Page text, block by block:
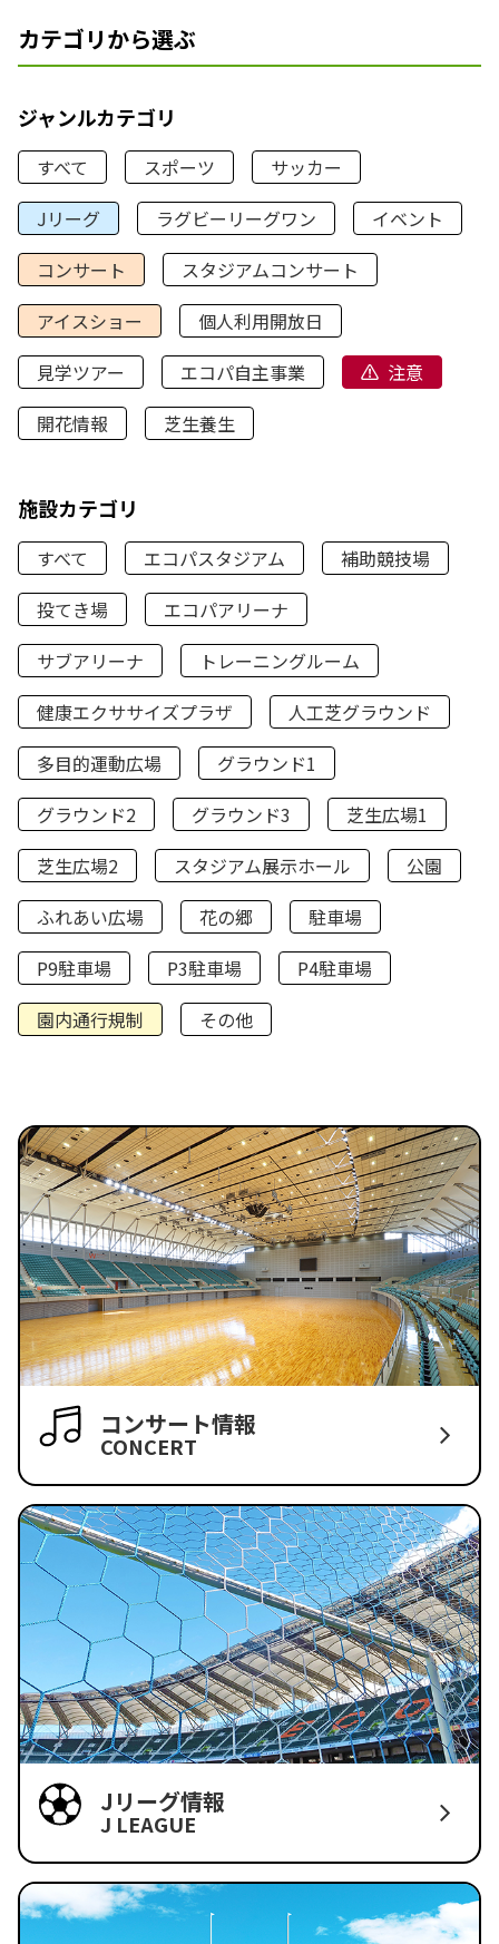
カテゴリから選ぶ
ジャンルカテゴリ
すべて スポーツ
サッカー
Jリーグ
ラグビーリーグワン
イベント
コンサート
スタジアムコンサート
アイスショー
個人利用開放日
見学ツアー
エコパ自主事業
注意
開花情報
芝生養生
施設カテゴリ
すべて エコパスタジアム
補助競技場
投てき場
エコパアリーナ
サブアリーナ
トレーニングルーム
健康エクササイズプラザ
人工芝グラウンド
多目的運動広場
グラウンド1
グラウンド2
グラウンド3
芝生広場1
芝生広場2
スタジアム展示ホール
公園
ふれあい広場
花の郷
駐車場
P9駐車場
P3駐車場
P4駐車場
園内通行規制
その他
コンサート情報
CONCERT
Jリーグ情報
J LEAGUE